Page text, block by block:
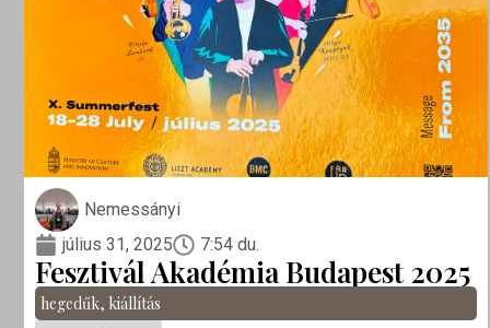
Nemessányi
július 31, 2025
7:54 du.
Fesztivál Akadémia Budapest 2025
hegedűk, kiállítás